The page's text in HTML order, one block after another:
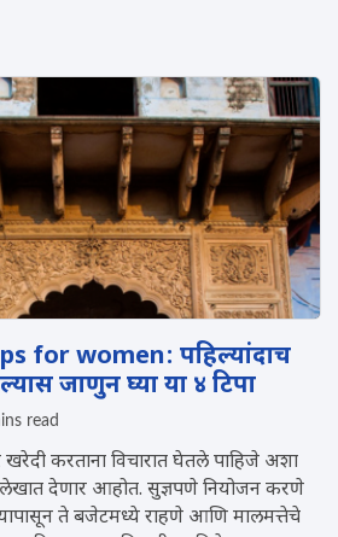
for women: पहिल्यांदाच
जाणुन घ्या या ४ ट‍िपा
read
खरेदी करताना विचारात घेतले पाहिजे अशा
लेखात देणार आहोत. सुज्ञपणे नियोजन करणे
ते बजेटमध्ये राहणे आणि मालमत्तेचे